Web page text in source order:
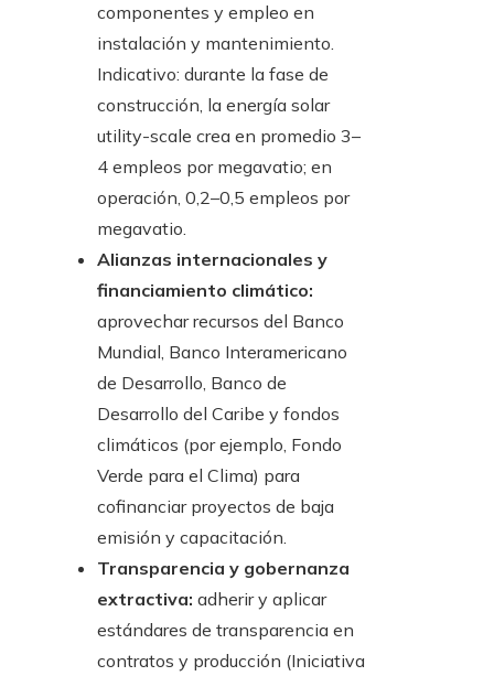
componentes y empleo en
instalación y mantenimiento.
Indicativo: durante la fase de
construcción, la energía solar
utility-scale crea en promedio 3–
4 empleos por megavatio; en
operación, 0,2–0,5 empleos por
megavatio.
Alianzas internacionales y
financiamiento climático:
aprovechar recursos del Banco
Mundial, Banco Interamericano
de Desarrollo, Banco de
Desarrollo del Caribe y fondos
climáticos (por ejemplo, Fondo
Verde para el Clima) para
cofinanciar proyectos de baja
emisión y capacitación.
Transparencia y gobernanza
extractiva: adherir y aplicar
estándares de transparencia en
contratos y producción (Iniciativa